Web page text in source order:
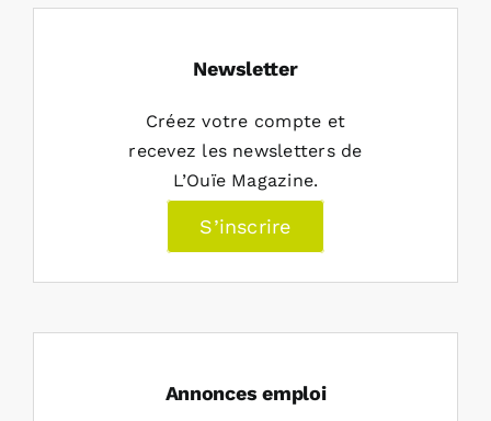
Newsletter
Créez votre compte et
recevez les newsletters de
L’Ouïe Magazine.
S’inscrire
Annonces emploi